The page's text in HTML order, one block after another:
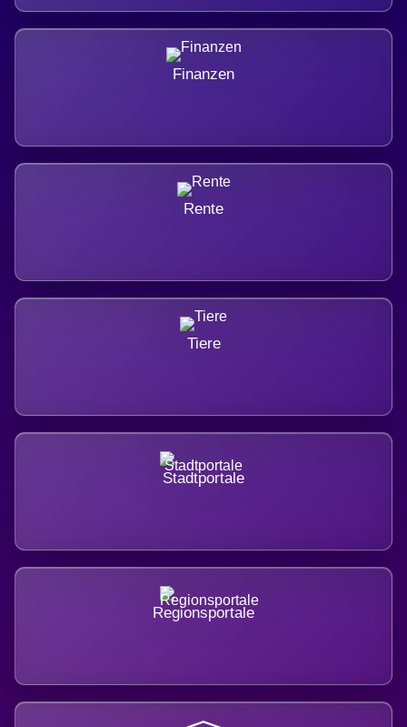
Finanzen
Rente
Tiere
Stadtportale
Regionsportale